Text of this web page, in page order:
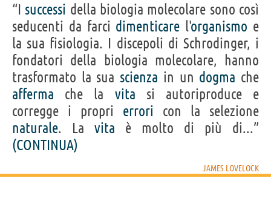
“I successi della biologia molecolare sono così
seducenti da farci dimenticare l'organismo e
la sua fisiologia. I discepoli di Schrodinger, i
fondatori della biologia molecolare, hanno
trasformato la sua scienza in un dogma che
afferma che la vita si autoriproduce e
corregge i propri errori con la selezione
naturale. La vita è molto di più di...”
(CONTINUA)
JAMES LOVELOCK